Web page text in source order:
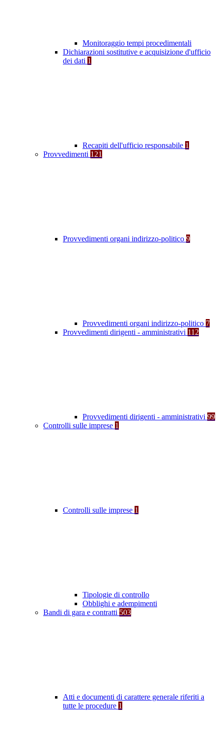
Monitoraggio tempi procedimentali
Dichiarazioni sostitutive e acquisizione d'ufficio
dei dati 1
Recapiti dell'ufficio responsabile 1
Provvedimenti 121
Provvedimenti organi indirizzo-politico 9
Provvedimenti organi indirizzo-politico 7
Provvedimenti dirigenti - amministrativi 112
Provvedimenti dirigenti - amministrativi 99
Controlli sulle imprese 1
Controlli sulle imprese 1
Tipologie di controllo
Obblighi e adempimenti
Bandi di gara e contratti 503
Atti e documenti di carattere generale riferiti a
tutte le procedure 1